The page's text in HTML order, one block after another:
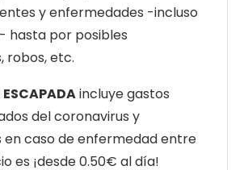
y enfermedades -incluso
hasta por posibles
robos, etc.
incluye gastos
del coronavirus y
en caso de enfermedad entre
es ¡desde 0.50€ al día!